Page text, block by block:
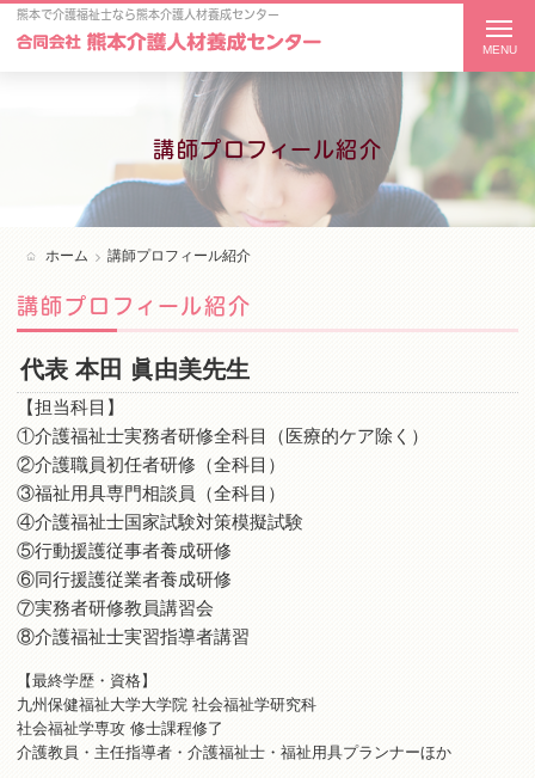
熊本で介護福祉士なら熊本介護人材養成センター
講師プロフィール紹介
ホーム 講師プロフィール紹介
講師プロフィール紹介
代表 本田 眞由美先生
【担当科目】
①介護福祉士実務者研修全科目（医療的ケア除く）
②介護職員初任者研修（全科目）
③福祉用具専門相談員（全科目）
④介護福祉士国家試験対策模擬試験
⑤行動援護従事者養成研修
⑥同行援護従業者養成研修
⑦実務者研修教員講習会
⑧介護福祉士実習指導者講習
【最終学歴・資格】
九州保健福祉大学大学院 社会福祉学研究科
社会福祉学専攻 修士課程修了
介護教員・主任指導者・介護福祉士・福祉用具プランナーほか
t
o
g
g
e
n
a
i